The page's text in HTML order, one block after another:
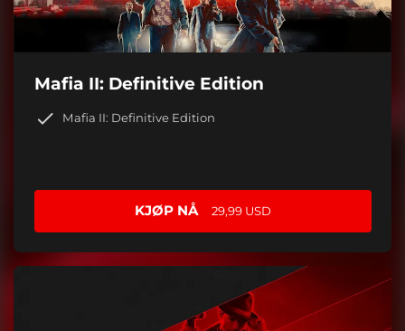
Mafia II: Definitive Edition
Mafia II: Definitive Edition
KJØP NÅ 29,99 USD